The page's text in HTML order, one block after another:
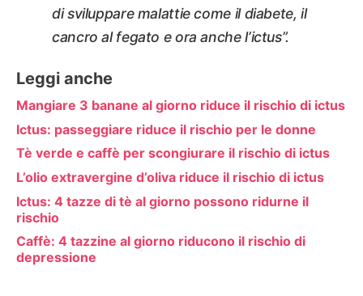
di sviluppare malattie come il diabete, il
cancro al fegato e ora anche l’ictus”.
Leggi anche
Mangiare 3 banane al giorno riduce il rischio di ictus
Ictus: passeggiare riduce il rischio per le donne
Tè verde e caffè per scongiurare il rischio di ictus
L’olio extravergine d’oliva riduce il rischio di ictus
Ictus: 4 tazze di tè al giorno possono ridurne il
rischio
Caffè: 4 tazzine al giorno riducono il rischio di
depressione